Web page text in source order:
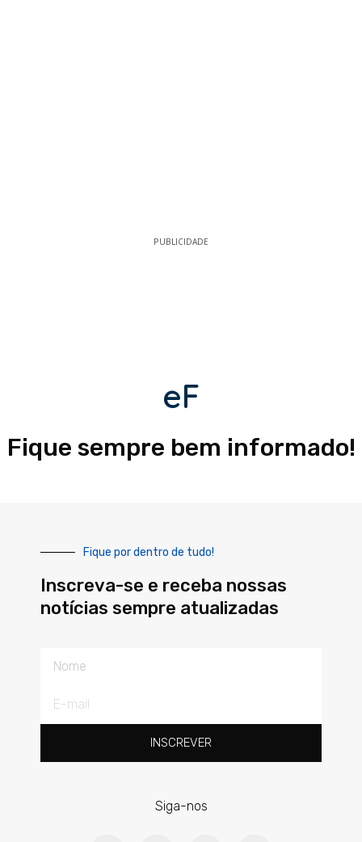
PUBLICIDADE
eF
Fique sempre bem informado!
Fique por dentro de tudo!
Inscreva-se e receba nossas
notícias sempre atualizadas
INSCREVER
Siga-nos